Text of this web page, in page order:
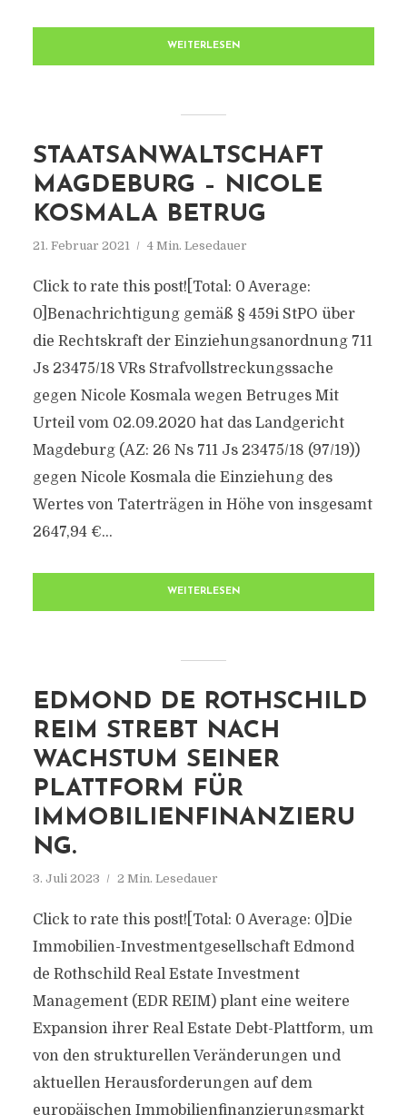
WEITERLESEN
STAATSANWALTSCHAFT
MAGDEBURG – NICOLE
KOSMALA BETRUG
21. Februar 2021 4 Min. Lesedauer
Click to rate this post![Total: 0 Average:
0]Benachrichtigung gemäß § 459i StPO über
die Rechtskraft der Einziehungsanordnung 711
Js 23475/​18 VRs Strafvollstreckungssache
gegen Nicole Kosmala wegen Betruges Mit
Urteil vom 02.09.2020 hat das Landgericht
Magdeburg (AZ: 26 Ns 711 Js 23475/​18 (97/​19))
gegen Nicole Kosmala die Einziehung des
Wertes von Taterträgen in Höhe von insgesamt
2647,94 €...
WEITERLESEN
EDMOND DE ROTHSCHILD
REIM STREBT NACH
WACHSTUM SEINER
PLATTFORM FÜR
IMMOBILIENFINANZIERU
NG.
3. Juli 2023 2 Min. Lesedauer
Click to rate this post![Total: 0 Average: 0]Die
Immobilien-Investmentgesellschaft Edmond
de Rothschild Real Estate Investment
Management (EDR REIM) plant eine weitere
Expansion ihrer Real Estate Debt-Plattform, um
von den strukturellen Veränderungen und
aktuellen Herausforderungen auf dem
europäischen Immobilienfinanzierungsmarkt